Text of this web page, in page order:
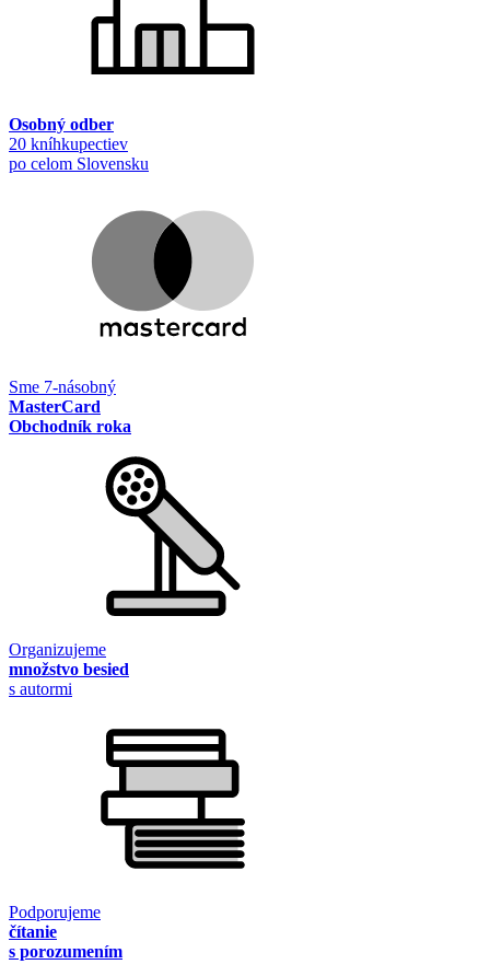
Osobný odber
20 kníhkupectiev
po celom Slovensku
Sme 7-násobný
MasterCard
Obchodník roka
Organizujeme
množstvo besied
s autormi
Podporujeme
čítanie
s porozumením